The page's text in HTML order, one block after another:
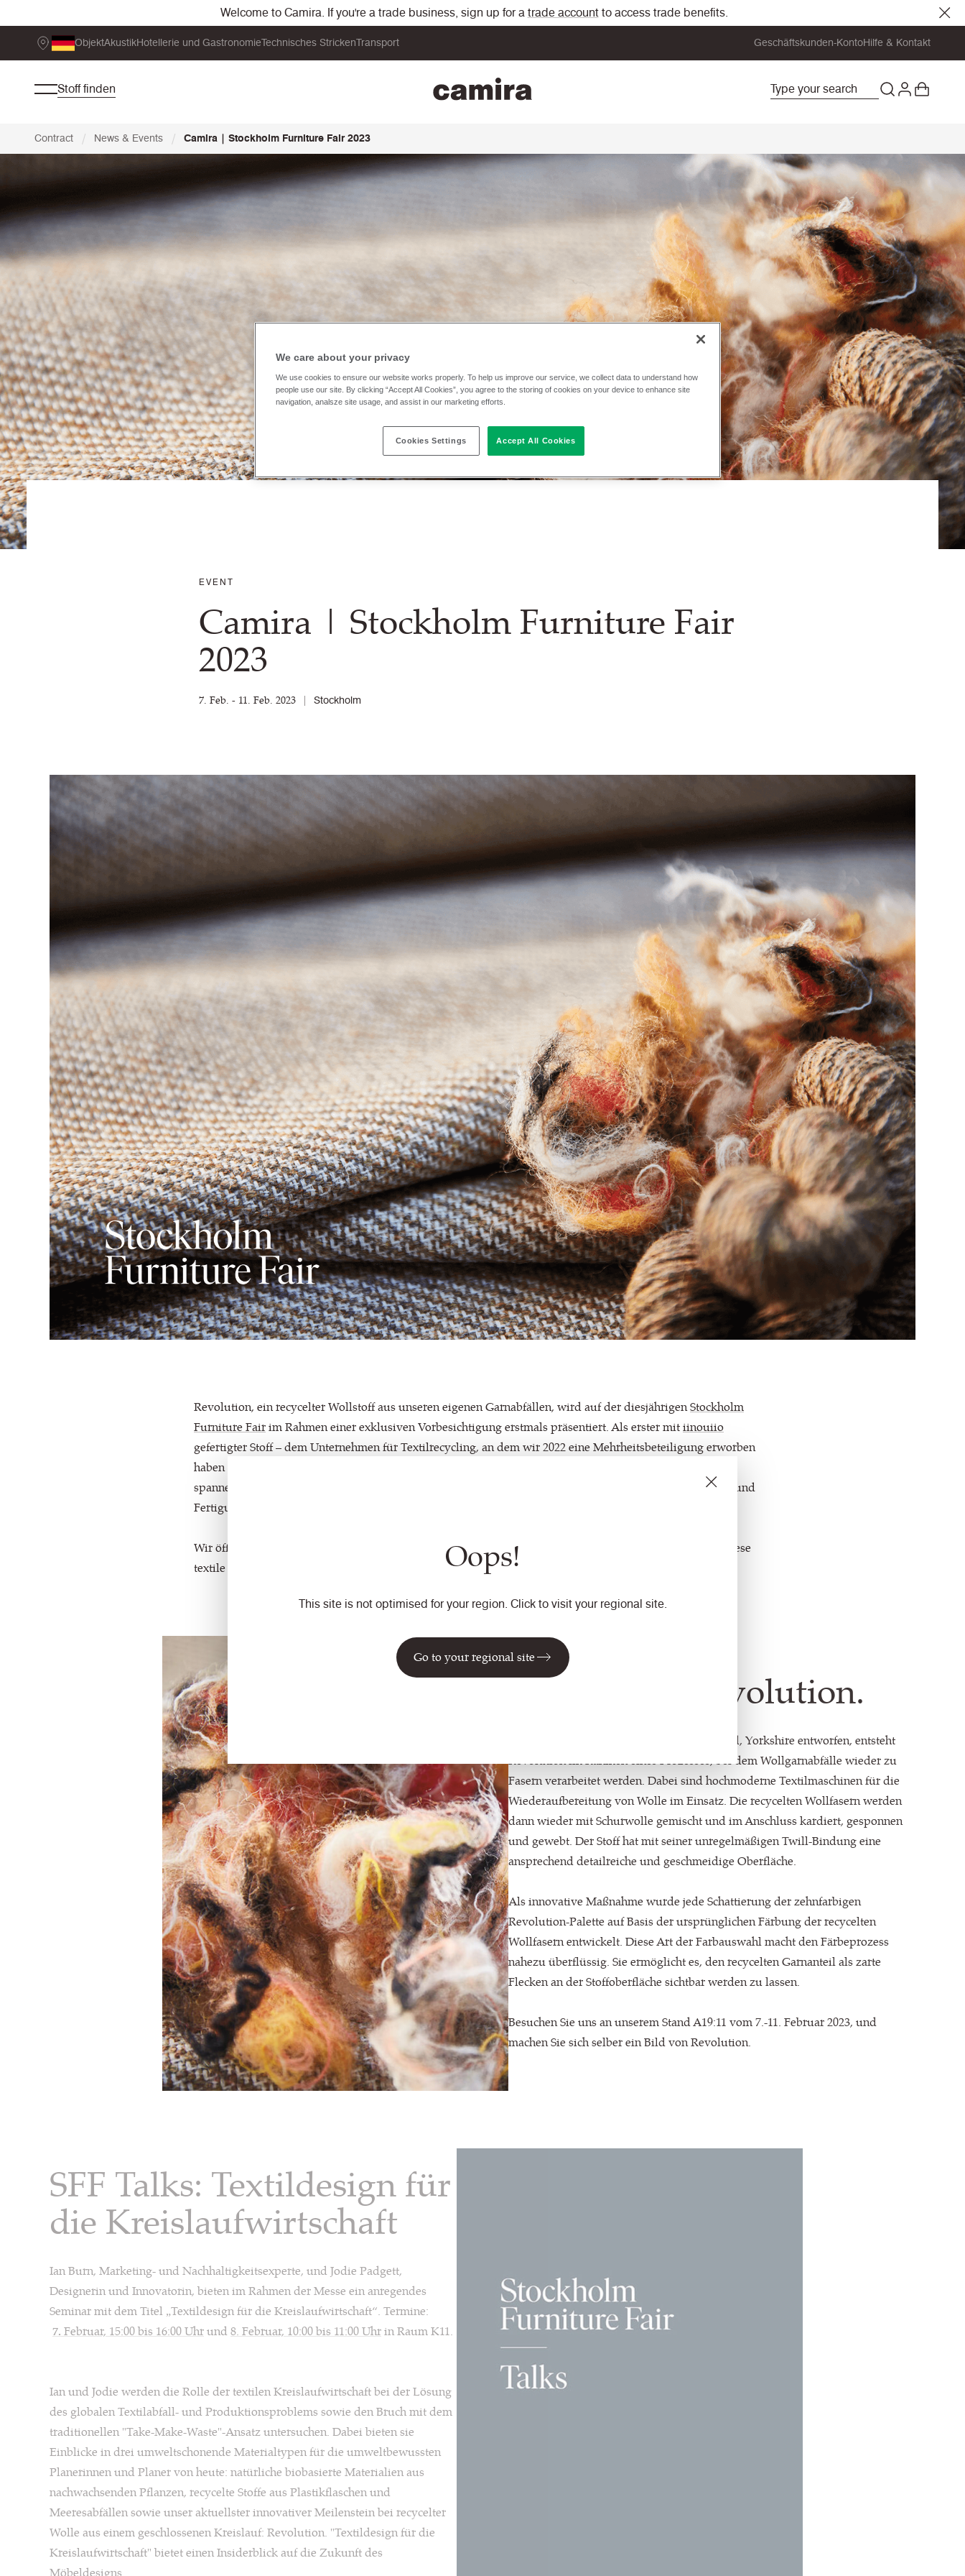
Welcome to Camira. If you're a trade business, sign up for a trade accountto access trade benefits.
Oops!
This site is not optimised for your region. Click to visit your regional site.
Go to your regional site
ObjektAkustikHotellerie und GastronomieTechnisches StrickenTransport Geschäftskunden-KontoHilfe & Kontakt
Stoff finden
Contract / News & Events / Camira | Stockholm Furniture Fair 2023
EVENT
Camira | Stockholm Furniture Fair
2023
7. Feb. - 11. Feb. 2023 Stockholm
Revolution, ein recycelter Wollstoff aus unseren eigenen Garnabfällen, wird auf der diesjährigenStockholm
Furniture Fairim Rahmen einer exklusiven Vorbesichtigung erstmals präsentiert. Als erster mitiinouiio
gefertigter Stoff – dem Unternehmen für Textilrecycling, an dem wir 2022 eine Mehrheitsbeteiligung erworben
haben – kommt Revolution aus einem geschlossenen Produktkreislauf. So steht das Gewebe für einen
spannenden Durchbruch auf dem Weg zur textilen Kreislaufwirtschaft innerhalb unserer eigenen Design- und
Fertigungsprozesse.
Wir öffnen damit die Tür zu einer neuen Ära der Nachhaltigkeit und können es deshalb nicht erwarten, diese
textile Revolution Besucherinnen und Besuchern der Messe zu präsentieren.
Eine textile Revolution.
In unserer Produktionsstätte in Huddersfield, Yorkshire entworfen, entsteht
Revolution im Rahmen eines Prozesses, bei dem Wollgarnabfälle wieder zu
Fasern verarbeitet werden. Dabei sind hochmoderne Textilmaschinen für die
Wiederaufbereitung von Wolle im Einsatz. Die recycelten Wollfasern werden
dann wieder mit Schurwolle gemischt und im Anschluss kardiert, gesponnen
und gewebt. Der Stoff hat mit seiner unregelmäßigen Twill-Bindung eine
ansprechend detailreiche und geschmeidige Oberfläche.
Als innovative Maßnahme wurde jede Schattierung der zehnfarbigen
Revolution-Palette auf Basis der ursprünglichen Färbung der recycelten
Wollfasern entwickelt. Diese Art der Farbauswahl macht den Färbeprozess
nahezu überflüssig. Sie ermöglicht es, den recycelten Garnanteil als zarte
Flecken an der Stoffoberfläche sichtbar werden zu lassen.
Besuchen Sie uns an unserem Stand A19:11 vom 7.-11. Februar 2023, und
machen Sie sich selber ein Bild von Revolution.
SFF Talks: Textildesign für
die Kreislaufwirtschaft
Ian Burn, Marketing- und Nachhaltigkeitsexperte, und Jodie Padgett,
Designerin und Innovatorin, bieten im Rahmen der Messe ein anregendes
Seminar mit dem Titel „Textildesign für die Kreislaufwirtschaft“. Termine:
7.Februar, 15:00 bis 16:00 Uhrund8. Februar, 10:00 bis 11:00 Uhrin Raum K11.
Ian und Jodie werden die Rolle der textilen Kreislaufwirtschaft bei der Lösung
des globalen Textilabfall- und Produktionsproblems sowie den Bruch mit dem
traditionellen "Take-Make-Waste"-Ansatz untersuchen. Dabei bieten sie
Einblicke in drei umweltschonende Materialtypen für die umweltbewussten
Planerinnen und Planer von heute: natürliche biobasierte Materialien aus
nachwachsenden Pflanzen, recycelte Stoffe aus Plastikflaschen und
Meeresabfällen sowie unser aktuellster innovativer Meilenstein bei recycelter
Wolle aus einem geschlossenen Kreislauf: Revolution. "Textildesign für die
Kreislaufwirtschaft" bietet einen Insiderblick auf die Zukunft des
We care about your privacy
We use cookies to ensure our website works properly. To help us improve our service, we collect data to understand how
people use our site. By clicking “Accept All Cookies”, you agree to the storing of cookies on your device to enhance site
navigation, analsze site usage, and assist in our marketing efforts.
Cookies Settings Accept All Cookies